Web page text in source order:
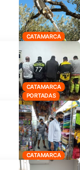
CATAMARCA
CATAMARCA
PORTADAS
CATAMARCA